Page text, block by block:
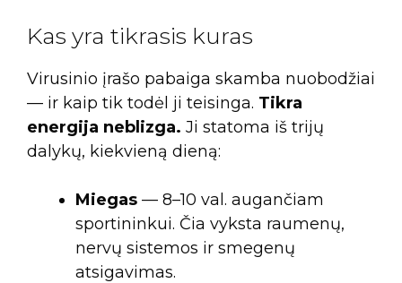
Kas yra tikrasis kuras
Virusinio įrašo pabaiga skamba nuobodžiai
— ir kaip tik todėl ji teisinga. Tikra
energija neblizga. Ji statoma iš trijų
dalykų, kiekvieną dieną:
Miegas — 8–10 val. augančiam
sportininkui. Čia vyksta raumenų,
nervų sistemos ir smegenų
atsigavimas.